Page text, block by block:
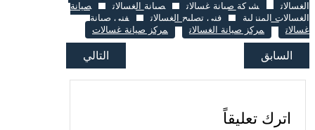
الغسالات
شركة صيانة غسالات صيانة الغسالات
صيانة
الغسالات المنزلية
فني تصليح الغسالات
فني صيانة
غسالات
مركز صيانة الغسالات مركز صيانة غسالات
السابق التالي
اترك تعليقاً